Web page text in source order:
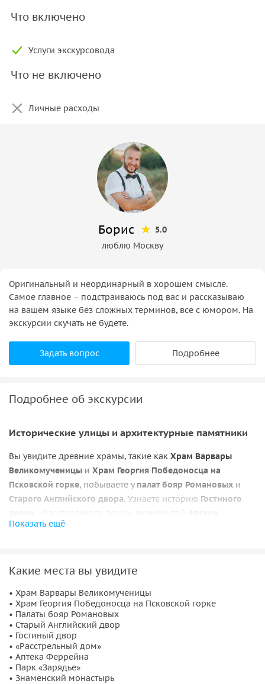
Что включено
Услуги экскурсовода
Что не включено
Личные расходы
Борис
5.0
люблю Москву
Оригинальный и неординарный в хорошем смысле.
Самое главное – подстраиваюсь под вас и рассказываю
на вашем языке без сложных терминов, все с юмором. На
экскурсии скучать не будете.
Задать вопрос Подробнее
Подробнее об экскурсии
Исторические улицы и архитектурные памятники
Вы увидите древние храмы, такие как Храм Варвары
Великомученицы и Храм Георгия Победоносца на
Псковской горке, побываете у палат бояр Романовых и
Старого Английского двора. Узнаете историю Гостиного
ФеррейнаиЗнаменского монастыря
Индивидуальный подход и гибкость маршрута
Объектов на экскурсии очень много, поэтому экскурсовод
подстраивается под интересы аудитории и
сосредотачивается на самом интересном для вас. Вы
узнаете оВерхних и Средних торговых рядах
непостроенной 8-й сталинской высотке
аттестованный экскурсовод ответит на все ваши вопросы.
Показать ещё
Какие места вы увидите
• Храм Варвары Великомученицы
• Храм Георгия Победоносца на Псковской горке
• Палаты бояр Романовых
• Старый Английский двор
• Гостиный двор
• «Расстрельный дом»
• Аптека Феррейна
• Парк «Зарядье»
• Знаменский монастырь